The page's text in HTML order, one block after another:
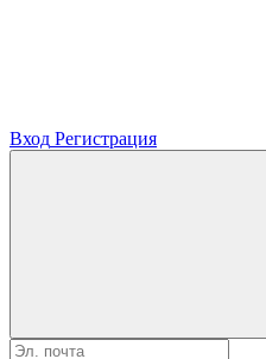
Вход Регистрация